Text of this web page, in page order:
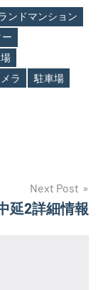
ンドマンション
ラ
駐車場
Next Post
延2詳細情報